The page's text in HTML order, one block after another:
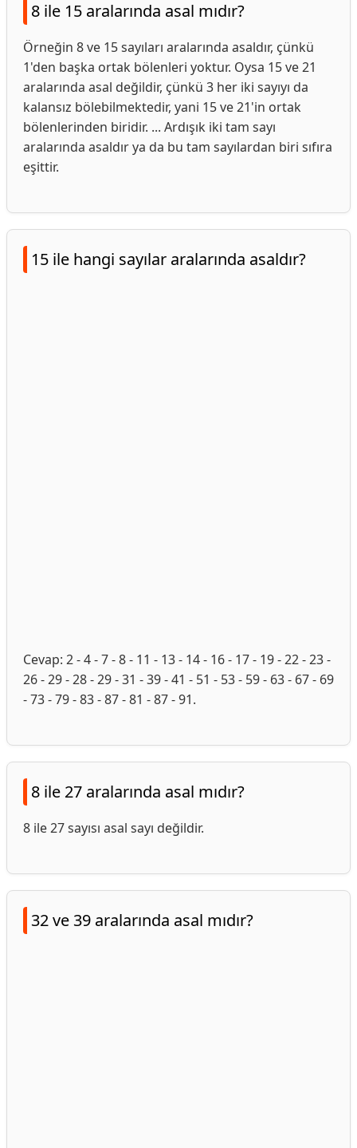
8 ile 15 aralarında asal mıdır?
Örneğin 8 ve 15 sayıları aralarında asaldır, çünkü
1'den başka ortak bölenleri yoktur. Oysa 15 ve 21
aralarında asal değildir, çünkü 3 her iki sayıyı da
kalansız bölebilmektedir, yani 15 ve 21'in ortak
bölenlerinden biridir. ... Ardışık iki tam sayı
aralarında asaldır ya da bu tam sayılardan biri sıfıra
eşittir.
15 ile hangi sayılar aralarında asaldır?
Cevap: 2 - 4 - 7 - 8 - 11 - 13 - 14 - 16 - 17 - 19 - 22 - 23 -
26 - 29 - 28 - 29 - 31 - 39 - 41 - 51 - 53 - 59 - 63 - 67 - 69
- 73 - 79 - 83 - 87 - 81 - 87 - 91.
8 ile 27 aralarında asal mıdır?
8 ile 27 sayısı asal sayı değildir.
32 ve 39 aralarında asal mıdır?